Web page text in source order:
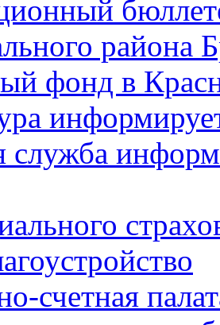
района
фонд в
служба
счетная